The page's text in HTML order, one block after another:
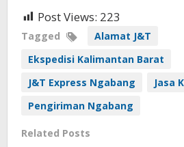
Post Views: 223
Tagged
Alamat J&T
Ekspedisi Kalimantan Barat
J&T Express Ngabang
Jasa
Pengiriman Ngabang
Related Posts